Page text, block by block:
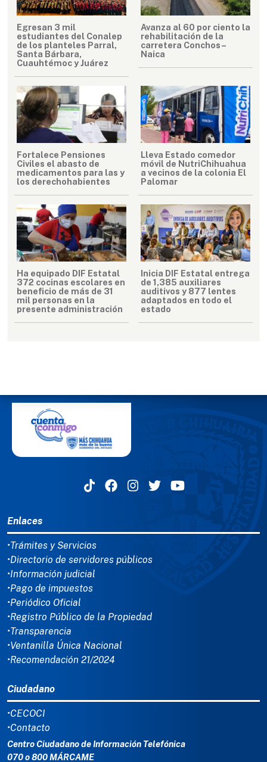
Egresan 3 mil
estudiantes del Conalep
de los planteles Parral,
Santa Bárbara,
Cuauhtémoc y Juárez
Avanza al 60 por ciento la
rehabilitación de la
carretera Conchos–
Naica
Fortalece Pensiones
Civiles el abasto de
medicamentos para las y
los derechohabientes
Lleva Estado comedor
móvil de NutriChihuahua
a vecinos de la colonia El
Palomar
Ha equipado DIF Estatal
372 cocinas escolares en
beneficio de más de 31
mil personas en la
presente administración
Inicia DIF Estatal entrega
de 1,385 auxiliares
auditivos y 877 lentes
adaptados en todo el
estado
Enlaces
•Trámites y Servicios
•Directorio de servidores públicos
•Información judicial
•Pago de impuestos
•Periódico Oficial
•Registro Público de la Propiedad
•Transparencia
•Ventanilla Única Nacional
•Recomendación 21/2024
Ciudadano
•CECOCI
•Contacto
Centro Ciudadano de Información Telefónica
070 o 800 MÁRCAME